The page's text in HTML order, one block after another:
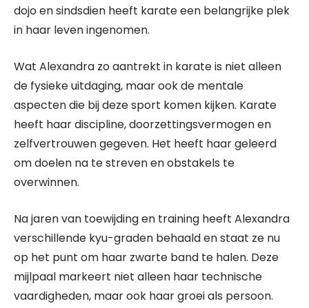
dojo en sindsdien heeft karate een belangrijke plek
in haar leven ingenomen.
Wat Alexandra zo aantrekt in karate is niet alleen
de fysieke uitdaging, maar ook de mentale
aspecten die bij deze sport komen kijken. Karate
heeft haar discipline, doorzettingsvermogen en
zelfvertrouwen gegeven. Het heeft haar geleerd
om doelen na te streven en obstakels te
overwinnen.
Na jaren van toewijding en training heeft Alexandra
verschillende kyu-graden behaald en staat ze nu
op het punt om haar zwarte band te halen. Deze
mijlpaal markeert niet alleen haar technische
vaardigheden, maar ook haar groei als persoon.